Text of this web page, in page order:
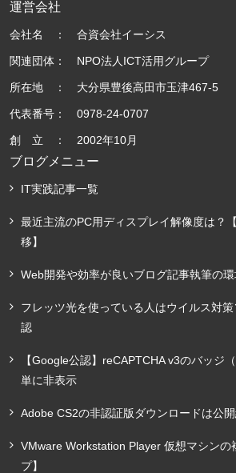
運営会社
会社名 ： 合資会社イーシス
関連団体： NPO法人ICT活用グループ
所在地 ： 大分県豊後高田市玉津467-5
代表番号： 0978-24-0707
創 立 ： 2002年10月
ブログメニュー
IT実践記事一覧
最近主流のPC用ディスプレイ解像度は？
移】
Web開発や効率が良いブログ記事執筆の
フレッツ光を使っている人はウイルス対
認
【Google公認】reCAPTCHA v3のバッジ
単に非表示
Adobe CS2の非認証版ダウンロードは公
VMware Workstation Player 仮想マシンの
プ】